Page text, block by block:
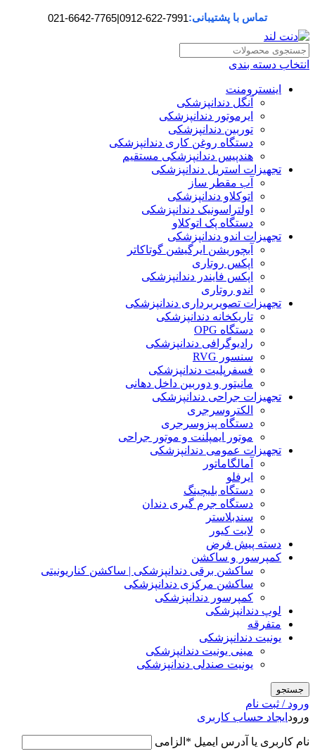
تماس با پشتیبانی:0912-622-7991
|
021-6642-7765
انتخاب دسته بندی
اینسترومنت
آنگل دندانپزشکی
ایرموتور دندانپزشکی
توربین دندانپزشکی
دستگاه روغن کاری دندانپزشکی
هندپیس دندانپزشکی مستقیم
تجهیزات استریل دندانپزشکی
آب مقطر ساز
اتوکلاو دندانپزشکی
اولتراسونیک دندانپزشکی
دستگاه پک اتوکلاو
تجهیزات اندو دندانپزشکی
آبچوریشن ایرگیشن گوتاکاتر
اپکس روتاری
اپکس فایندر دندانپزشکی
اندو روتاری
تجهیزات تصویربرداری دندانپزشکی
تاریکخانه دندانپزشکی
دستگاه OPG
رادیوگرافی دندانپزشکی
سنسور RVG
فسفرپلیت دندانپزشکی
مانیتور و دوربین داخل دهانی
تجهیزات جراحی دندانپزشکی
الکتروسرجری
دستگاه پیزوسرجری
موتور ایمپلنت و موتور جراحی
تجهیزات عمومی دندانپزشکی
آمالگاماتور
ایرفلو
دستگاه بلیچینگ
دستگاه جرم گیری دندان
سندبلاستر
لایت کیور
دسته پیش فرض
کمپرسور و ساکشن
ساکشن برقی دندانپزشکی | ساکشن کناریونیتی
ساکشن مرکزی دندانپزشکی
کمپرسور دندانپزشکی
لوپ دندانپزشکی
متفرقه
یونیت دندانپزشکی
مینی یونیت دندانپزشکی
یونیت صندلی دندانپزشکی
جستجو
ورود / ثبت نام
ورود ایجاد حساب کاربری
نام کاربری یا آدرس ایمیل * الزامی